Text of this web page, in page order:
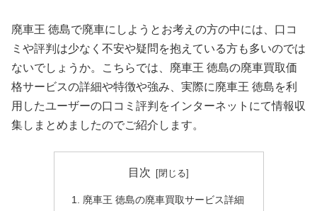
廃車王 徳島で廃車にしようとお考えの方の中には、口コ
ミや評判は少なく不安や疑問を抱えている方も多いのでは
ないでしょうか。こちらでは、廃車王 徳島の廃車買取価
格サービスの詳細や特徴や強み、実際に廃車王 徳島を利
用したユーザーの口コミ評判をインターネットにて情報収
集しまとめましたのでご紹介します。
目次
廃車王 徳島の廃車買取サービス詳細